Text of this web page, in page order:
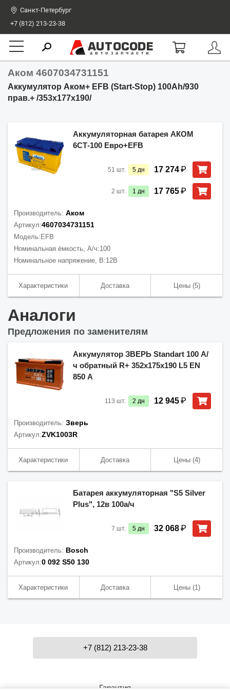
Санкт-Петербург
+7 (812) 213-23-38
AUTOCODE
автозапчасти
Аком 4607034731151
Аккумулятор Аком+ EFB (Start-Stop) 100Ah/930
прав.+ /353x177x190/
Аккумуляторная батарея АКОМ
6СТ-100 Евро+EFB
51 шт. 5 дн 17 274₽
2 шт. 1 дн 17 765₽
Производитель: Аком
Артикул:4607034731151
Модель: EFB
Номинальная ёмкость, А/ч:100
Номинальное напряжение, В:12В
Характеристики Доставка Цены(5)
Аналоги
Предложения по заменителям
Аккумулятор ЗВЕРЬ Standart 100 А/
ч обратный R+ 352x175x190 L5 EN
850 А
113 шт. 2 дн 12 945₽
Производитель: Зверь
Артикул:ZVK1003R
Характеристики Доставка Цены(4)
Батарея аккумуляторная "S5 Silver
Plus", 12в 100а/ч
7 шт. 5 дн 32 068₽
Производитель: Bosch
Артикул:0 092 S50 130
Характеристики Доставка Цены(1)
+7 (812) 213-23-38
Гарантия